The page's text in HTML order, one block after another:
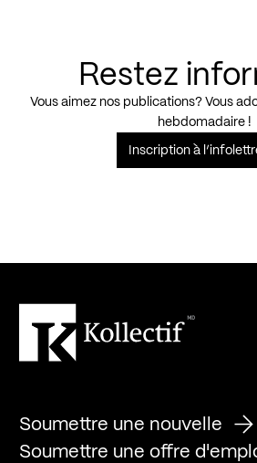
Restez
Vous aimez nos publications? Vous
hebdomadaire !
Inscription à
Soumettre une nouvelle
Soumettre une offre